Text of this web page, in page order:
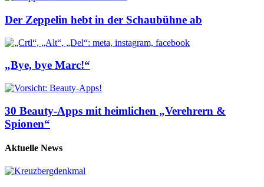
Der Zeppelin hebt in der Schaubühne ab
„Bye, bye Marc!“
30 Beauty-Apps mit heimlichen „Verehrern &
Spionen“
Aktuelle News